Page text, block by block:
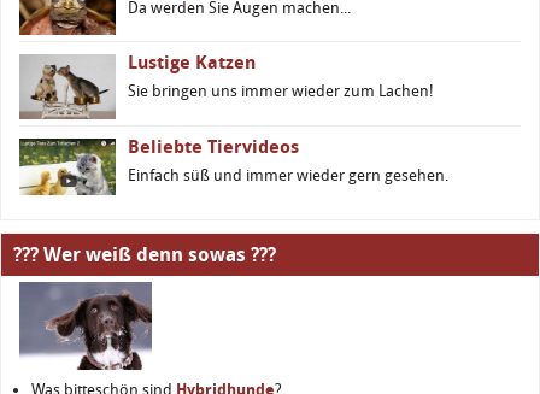
Da werden Sie Augen machen...
Lustige Katzen
Sie bringen uns immer wieder zum Lachen!
Beliebte Tiervideos
Einfach süß und immer wieder gern gesehen.
??? Wer weiß denn sowas ???
Was bitteschön sind Hybridhunde?